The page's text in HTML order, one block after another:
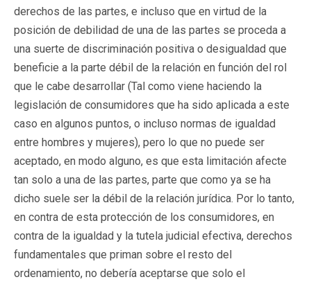
derechos de las partes, e incluso que en virtud de la
posición de debilidad de una de las partes se proceda a
una suerte de discriminación positiva o desigualdad que
beneficie a la parte débil de la relación en función del rol
que le cabe desarrollar (Tal como viene haciendo la
legislación de consumidores que ha sido aplicada a este
caso en algunos puntos, o incluso normas de igualdad
entre hombres y mujeres), pero lo que no puede ser
aceptado, en modo alguno, es que esta limitación afecte
tan solo a una de las partes, parte que como ya se ha
dicho suele ser la débil de la relación jurídica. Por lo tanto,
en contra de esta protección de los consumidores, en
contra de la igualdad y la tutela judicial efectiva, derechos
fundamentales que priman sobre el resto del
ordenamiento, no debería aceptarse que solo el